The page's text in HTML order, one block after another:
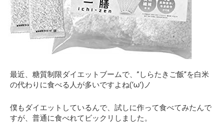
最近、糖質制限ダイエットブームで、”しらたきご飯”を白米
の代わりに食べる人が多いですよね(‘ω’)ノ
僕もダイエットしているんで、試しに作って食べてみたんで
すが、普通に食べれてビックリしました。